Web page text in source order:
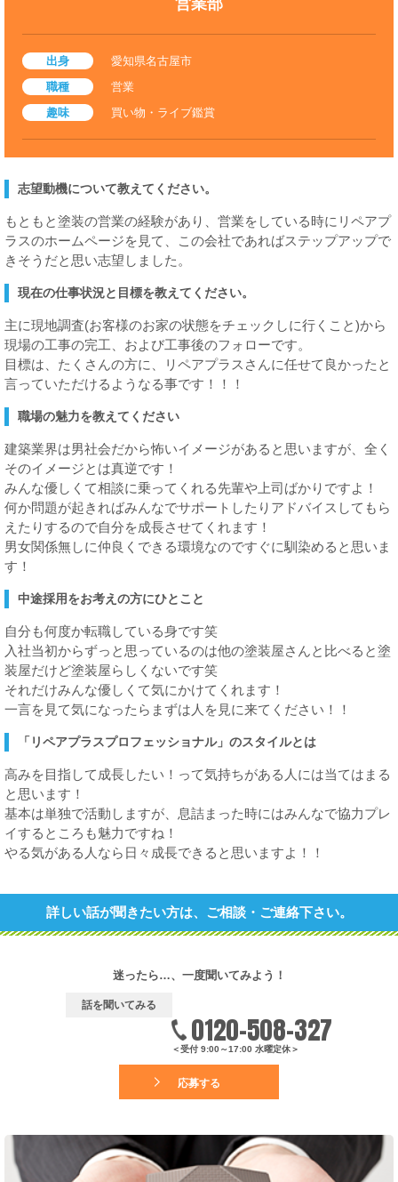
営業部
出身
愛知県名古屋市
職種
営業
趣味
買い物・ライブ鑑賞
志望動機について教えてください。
もともと塗装の営業の経験があり、営業をしている時にリペアプ
ラスのホームページを見て、
この会社であればステップアップで
きそうだと思い志望しました。
現在の仕事状況と目標を教えてください。
主に現地調査(お客様のお家の状態をチェックしに行くこと)から
現場の工事の完工、および工事後のフォローです。
目標は、 たくさんの方に、リペアプラスさんに任せて良かったと
言っていただけるようなる事です！！！
職場の魅力を教えてください
建築業界は男社会だから怖いイメージがあると思いますが、全く
そのイメージとは真逆です！
みんな優しくて相談に乗ってくれる先輩や上司ばかりですよ！
何か問題が起きればみんなでサポートしたりアドバイスしてもら
えたりするので自分を成長させてくれます！
男女関係無しに仲良くできる環境なのですぐに馴染めると思いま
す！
中途採用をお考えの方にひとこと
自分も何度か転職している身です笑
入社当初からずっと思っているのは他の塗装屋さんと比べると塗
装屋だけど塗装屋らしくないです笑
それだけみんな優しくて気にかけてくれます！
一言を見て気になったらまずは人を見に来てください！！
「リペアプラスプロフェッショナル」のスタイルとは
高みを目指して成長したい！って気持ちがある人には当てはまる
と思います！
基本は単独で活動しますが、息詰まった時にはみんなで協力プレ
イするところも魅力ですね！
やる気がある人なら日々成長できると思いますよ！！
詳しい話が聞きたい方は、ご相談・ご連絡下さい。
迷ったら…、一度聞いてみよう！
話を聞いてみる
0120-508-327
＜受付 9:00～17:00 水曜定休＞
応募する